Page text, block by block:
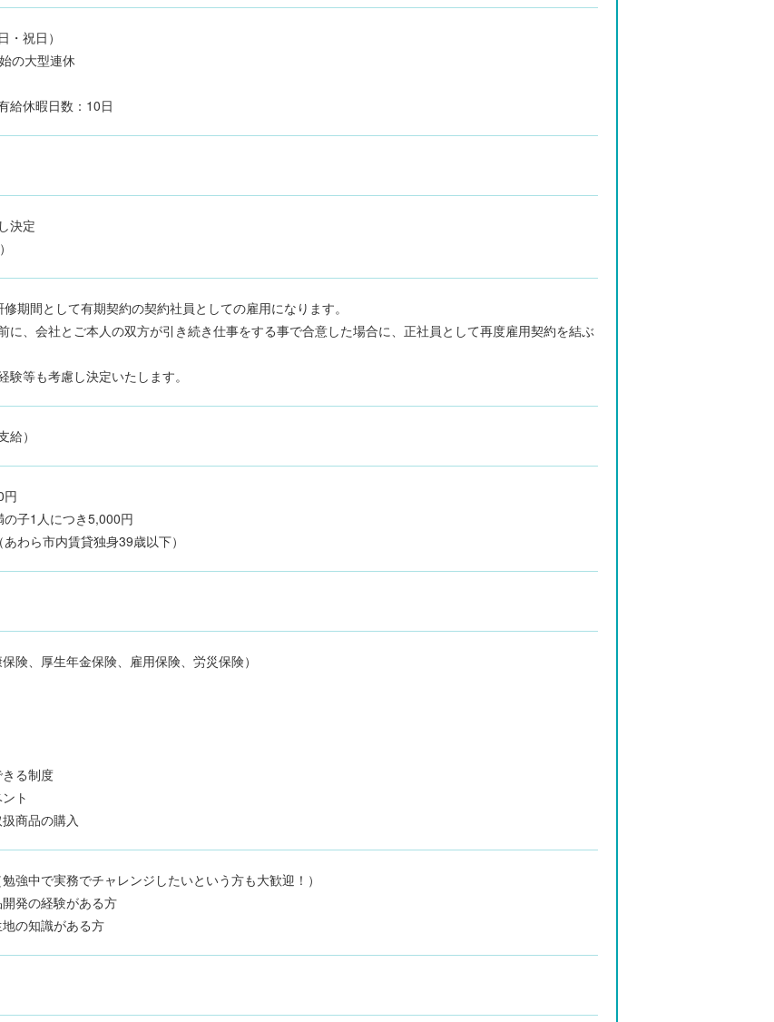
・祝日）
の大型連休
給休暇日数：10日
決定
期間として有期契約の契約社員としての雇用になります。
に、会社とご本人の双方が引き続き仕事をする事で合意した場合に、正社員として再度雇用契約を結ぶ
等も考慮し決定いたします。
）
円
子1人につき5,000円
わら市内賃貸独身39歳以下）
険、厚生年金保険、雇用保険、労災保険）
きる制度
ト
商品の購入
強中で実務でチャレンジしたいという方も大歓迎！）
開発の経験がある方
知識がある方